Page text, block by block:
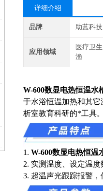
详细介绍
品牌 助蓝科技
应用领域
医疗卫
渔
W-600数显电热恒温水
于水浴恒温加热和其
析室教育科研的*工具
1. W-600数显电热恒温
2. 实测温度、设定温
3. 超温声光跟踪报警